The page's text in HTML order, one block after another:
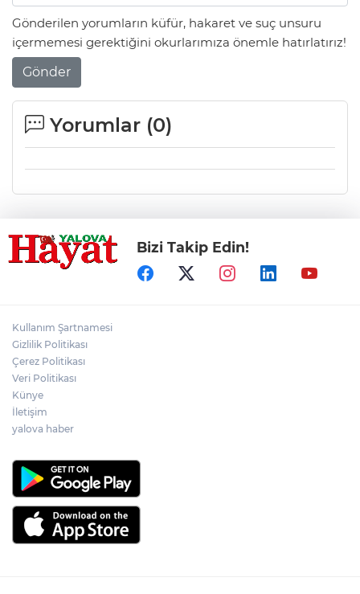
Gönderilen yorumların küfür, hakaret ve suç unsuru
içermemesi gerektiğini okurlarımıza önemle hatırlatırız!
Gönder
Yorumlar (0)
Bizi Takip Edin!
Kullanım Şartnamesi
Gizlilik Politikası
Çerez Politikası
Veri Politikası
Künye
İletişim
yalova haber